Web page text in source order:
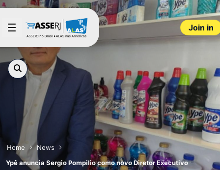
Skip to Main Content
Join in
Home
News
Ypê anuncia Sergio Pompilio como novo Diretor Executivo